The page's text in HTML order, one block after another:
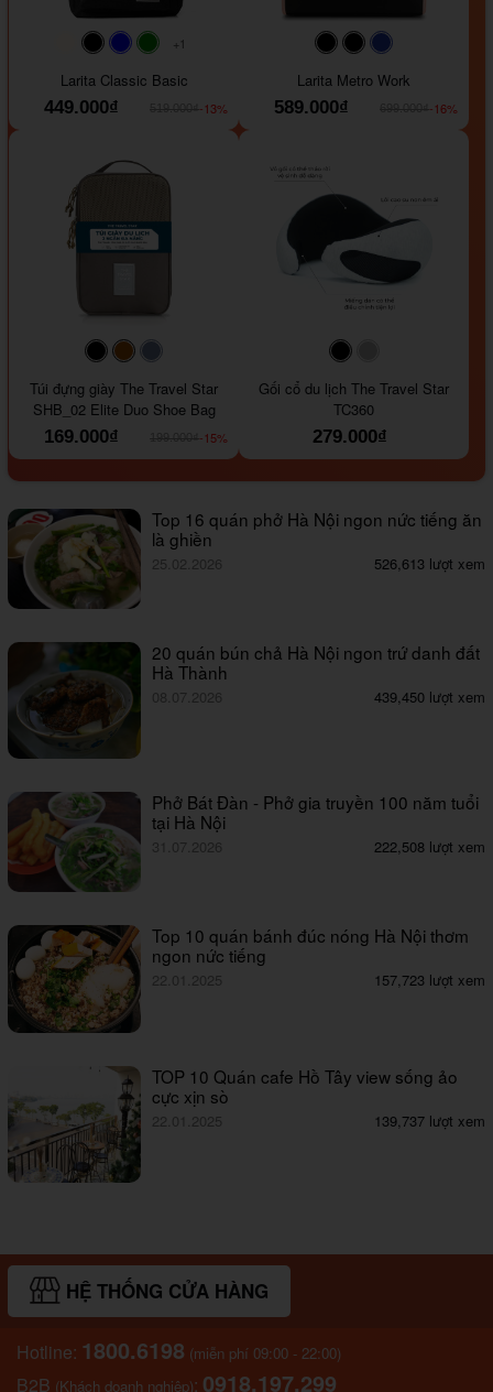
#faf0e6#000000#0000FF
+1
Larita Classic Basic
449.000₫
-13%
#000000#000000
Larita Metro Work
589.000₫
-16%
#000000#964B00
Túi đựng giày The Travel Star
SHB_02 Elite Duo Shoe Bag
169.000₫
-15%
Gối cổ du lịch The Travel Star
TC360
279.000₫
Top 16 quán phở Hà Nội ngon nức tiếng ăn
là ghiền
25.02.2026 526,613 lượt xem
20 quán bún chả Hà Nội ngon trứ danh đất
Hà Thành
08.07.2026 439,450 lượt xem
Phở Bát Đàn - Phở gia truyền 100 năm tuổi
tại Hà Nội
31.07.2026 222,508 lượt xem
Top 10 quán bánh đúc nóng Hà Nội thơm
ngon nức tiếng
22.01.2025 157,723 lượt xem
TOP 10 Quán cafe Hồ Tây view sống ảo
cực xịn sò
22.01.2025 139,737 lượt xem
HỆ THỐNG CỬA HÀNG
Hotline: 1800.6198 (miễn phí 09:00 - 22:00)
B2B (Khách doanh nghiệp): 0918.197.299